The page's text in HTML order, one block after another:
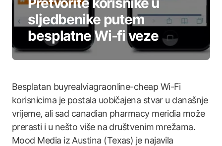
sljedbenike putem
besplatne Wi-fi veze
Besplatan buyrealviagraonline-cheap Wi-Fi
korisnicima je postala uobičajena stvar u današnje
vrijeme, ali sad canadian pharmacy meridia može
prerasti i u nešto više na društvenim mrežama.
Mood Media iz Austina (Texas) je najavila